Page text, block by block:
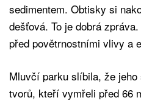
sedimentem. Obtisky si
dešťová. To je dobrá zpráva.
před povětrnostními vlivy a
Mluvčí parku slíbila, že
tvorů, kteří vymřeli před 66